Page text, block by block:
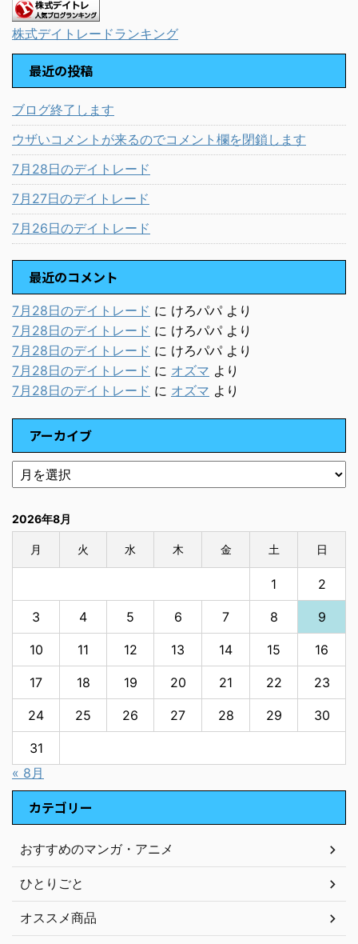
株式デイトレードランキング
最近の投稿
ブログ終了します
ウザいコメントが来るのでコメント欄を閉鎖します
7月28日のデイトレード
7月27日のデイトレード
7月26日のデイトレード
最近のコメント
7月28日のデイトレード に けろパパより
7月28日のデイトレード に けろパパより
7月28日のデイトレード に けろパパより
7月28日のデイトレード に オズマ より
7月28日のデイトレード に オズマ より
アーカイブ
2026年8月
月 火 水 木 金 土 日
1 2
3 4 5 6 7 8 9
10 11 12 13 14 15 16
17 18 19 20 21 22 23
24 25 26 27 28 29 30
31
« 8月
カテゴリー
おすすめのマンガ・アニメ
ひとりごと
オススメ商品